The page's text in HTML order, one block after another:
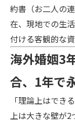
約書（お二人の
在、現地での生
付ける客観的な
海外婚姻3
合、1年で
「理論上はでき
上は大きな壁が2